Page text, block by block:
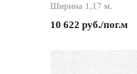
Ширина 1,17 м.
10 622 руб./пог.м